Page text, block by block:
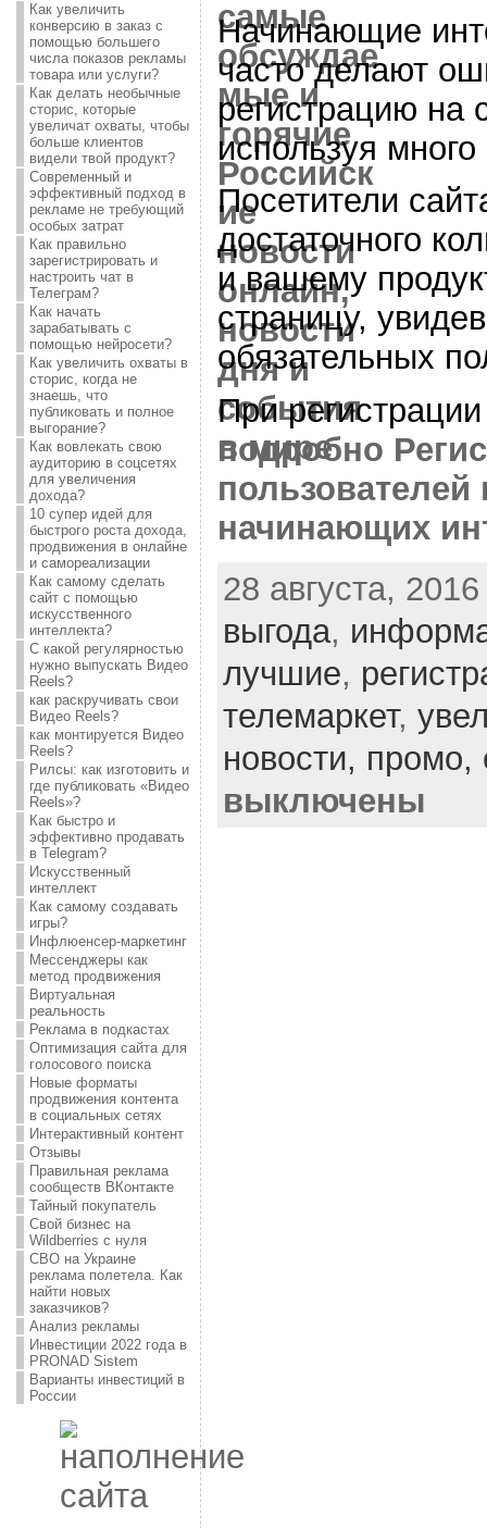
Как увеличить
конверсию в заказ с
помощью большего
числа показов рекламы
товара или услуги?
Как делать необычные
сторис, которые
увеличат охваты, чтобы
больше клиентов
видели твой продукт?
Современный и
эффективный подход в
рекламе не требующий
особых затрат
Как правильно
зарегистрировать и
настроить чат в
Телеграм?
Как начать
зарабатывать с
помощью нейросети?
Как увеличить охваты в
сторис, когда не
знаешь, что
публиковать и полное
выгорание?
Как вовлекать свою
аудиторию в соцсетях
для увеличения
дохода?
10 супер идей для
быстрого роста дохода,
продвижения в онлайне
и самореализации
Как самому сделать
сайт с помощью
искусственного
интеллекта?
С какой регулярностью
нужно выпускать Видео
Reels?
как раскручивать свои
Видео Reels?
как монтируется Видео
Reels?
Рилсы: как изготовить и
где публиковать «Видео
Reels»?
Как быстро и
эффективно продавать
в Telegram?
Искусственный
интеллект
Как самому создавать
игры?
Инфлюенсер-маркетинг
Мессенджеры как
метод продвижения
Виртуальная
реальность
Реклама в подкастах
Оптимизация сайта для
голосового поиска
Новые форматы
продвижения контента
в социальных сетях
Интерактивный контент
Отзывы
Правильная реклама
сообществ ВКонтакте
Тайный покупатель
Свой бизнес на
Wildberries с нуля
СВО на Украине
реклама полетела. Как
найти новых
заказчиков?
Анализ рекламы
Инвестиции 2022 года в
PRONAD Sistem
Варианты инвестиций в
России
Начинающие
часто делают
регистрацию на
используя
Посетители
достаточного
и вашему
страницу,
обязательных
При
подробно
начинающих
28 августа,
выгода,
лучшие,
телемаркет,
новости, промо,
выключены